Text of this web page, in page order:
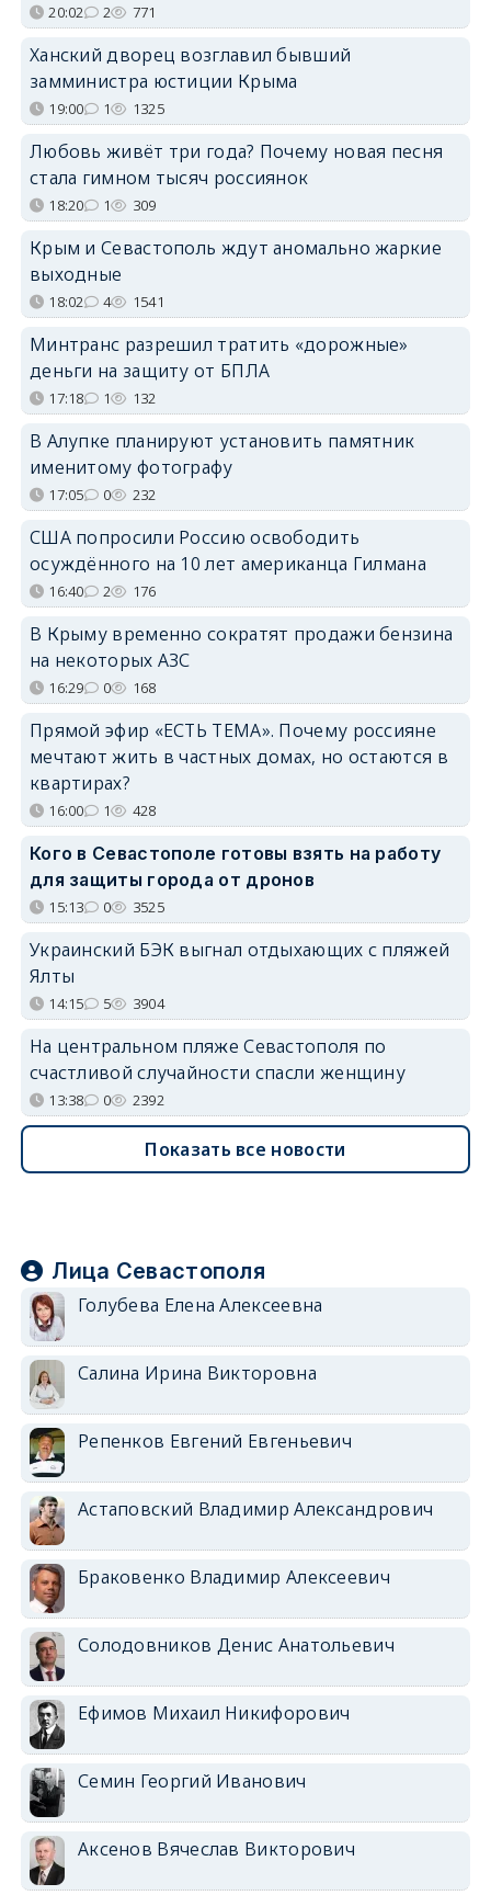
20:02 2 771
Ханский дворец возглавил бывший
замминистра юстиции Крыма
19:00 1 1325
Любовь живёт три года? Почему новая песня
стала гимном тысяч россиянок
18:20 1 309
Крым и Севастополь ждут аномально жаркие
выходные
18:02 4 1541
Минтранс разрешил тратить «дорожные»
деньги на защиту от БПЛА
17:18 1 132
В Алупке планируют установить памятник
именитому фотографу
17:05 0 232
США попросили Россию освободить
осуждённого на 10 лет американца Гилмана
16:40 2 176
В Крыму временно сократят продажи бензина
на некоторых АЗС
16:29 0 168
Прямой эфир «ЕСТЬ ТЕМА». Почему россияне
мечтают жить в частных домах, но остаются в
квартирах?
16:00 1 428
Кого в Севастополе готовы взять на работу
для защиты города от дронов
15:13 0 3525
Украинский БЭК выгнал отдыхающих с пляжей
Ялты
14:15 5 3904
На центральном пляже Севастополя по
счастливой случайности спасли женщину
13:38 0 2392
Показать все новости
Лица Севастополя
Голубева Елена Алексеевна
Салина Ирина Викторовна
Репенков Евгений Евгеньевич
Астаповский Владимир Александрович
Браковенко Владимир Алексеевич
Солодовников Денис Анатольевич
Ефимов Михаил Никифорович
Семин Георгий Иванович
Аксенов Вячеслав Викторович